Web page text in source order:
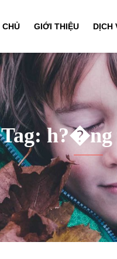
CHỦ GIỚI THIỆU DỊCH
Tag: h?�ng